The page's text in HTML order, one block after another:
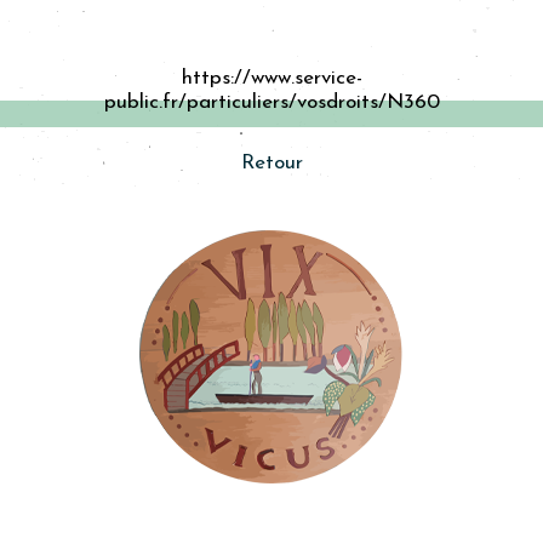
https://www.service-
public.fr/particuliers/vosdroits/N360
Retour